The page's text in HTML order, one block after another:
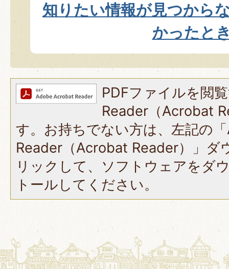
知りたい情報が見つから
かったと
PDFファイルを閲
Reader（Acrobat
す。お持ちでない方は、左記の
Reader（Acrobat Reader）」ダ
リックして、ソフトウェアをダ
トールしてください。